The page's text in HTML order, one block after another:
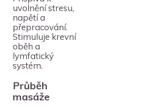
uvolnění stresu,
napětí a
přepracování.
Stimuluje krevní
oběh a
lymfatický
systém.
Průběh
masáže